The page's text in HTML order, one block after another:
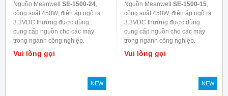
Nguồn Meanwell SE-1500-24,
công suất 450W, điện áp ngõ ra
3.3VDC thường được dùng
cung cấp nguồn cho các máy
trong ngành công nghiệp.
Vui lòng gọi
Nguồn Meanwell SE-1500-15,
công suất 450W, điện áp ngõ ra
3.3VDC thường được dùng
cung cấp nguồn cho các máy
trong ngành công nghiệp.
Vui lòng gọi
NEW NEW